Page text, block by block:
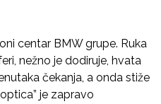
centar BMW grupe. Ruka
nežno je dodiruje, hvata
čekanja, a onda stiže
je zapravo